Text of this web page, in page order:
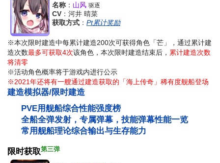
名称 ： 山风 驱逐
CV ：河井 晴菜
获取方式 ： Pt累计奖励
※本次限时建造中每累计建造200次可获得角色「芒」，通过累计建
造次数最多可获取4次该角色，本次限时建造结束后， 累计建造次数
将清零
※活动角色概率将于游戏内进行公示
※2021年还将有一艘通过建造获取的「海上传奇」稀有度舰船登场
建造模拟器/限时建造
PVE用舰船综合性能强度榜
全船全弹发射，专属弹幕，技能弹幕性能一览
常用舰船理论综合输出与生存能力
限时获取第三弹